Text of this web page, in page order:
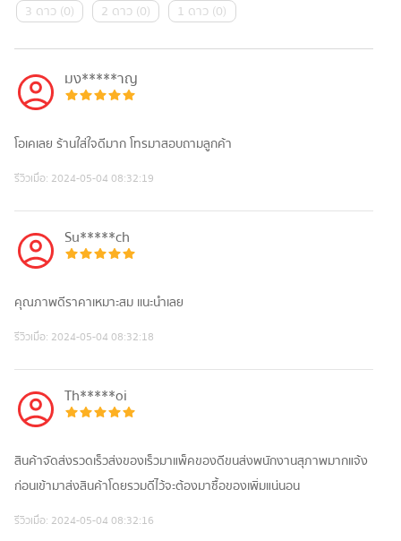
3 ดาว (0) 2 ดาว (0) 1 ดาว (0)
มง*****าญ
โอเคเลย ร้านใส่ใจดีมาก โทรมาสอบถามลูกค้า
รีวิวเมื่อ: 2024-05-04 08:32:19
Su*****ch
คุณภาพดีราคาเหมาะสม เเนะนำเลย
รีวิวเมื่อ: 2024-05-04 08:32:18
Th*****oi
สินค้าจัดส่งรวดเร็วส่งของเร็วมาแพ็คของดีขนส่งพนักงานสุภาพมากแจ้ง
ก่อนเข้ามาส่งสินค้าโดยรวมดีไว้จะต้องมาซื้อของเพิ่มแน่นอน
รีวิวเมื่อ: 2024-05-04 08:32:16